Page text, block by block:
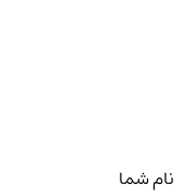
نام شما